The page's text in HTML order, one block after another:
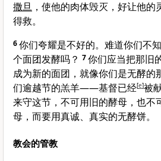
撒旦 ，使他的肉体毁灭，好让他的
得救。
6你们夸耀是不好的。难道你们不
个面团发酵吗？ 7你们应当把那旧
成为新的面团，就像你们是无酵的
们逾越节的羔羊——基督已经[e]被
来守这节，不可用旧的酵母，也不
母，而要用真诚、真实的无酵饼。
教会的管教